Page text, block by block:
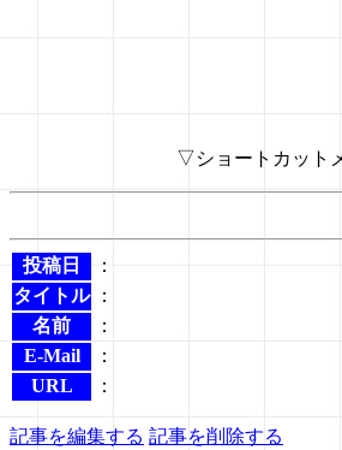
▽ショートカット
投稿日
：
タイトル
：
名前
：
E-Mail
：
URL
：
記事を編集する 記事を削除する